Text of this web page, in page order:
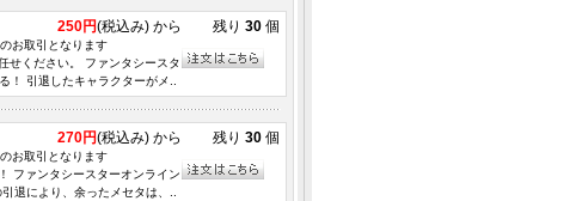
250円(税込み) から 残り 30個
お取引となります
せください。 ファンタシースタ
！ 引退したキャラクターがメ..
270円(税込み) から 残り 30個
お取引となります
ファンタシースターオンライン
退により、余ったメセタは、..